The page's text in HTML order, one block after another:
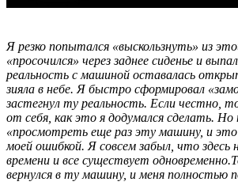
Я резко попытался «выскользнуть» из
«просочился» через заднее сиденье и
реальность с машиной оставалась
зияла в небе. Я быстро сформировал
застегнул ту реальность. Если честно,
от себя, как это я додумался сделать.
«просмотреть еще раз эту машину, и это
моей ошибкой. Я совсем забыл, что здесь
времени и все существует
вернулся в ту машину, и меня полностью